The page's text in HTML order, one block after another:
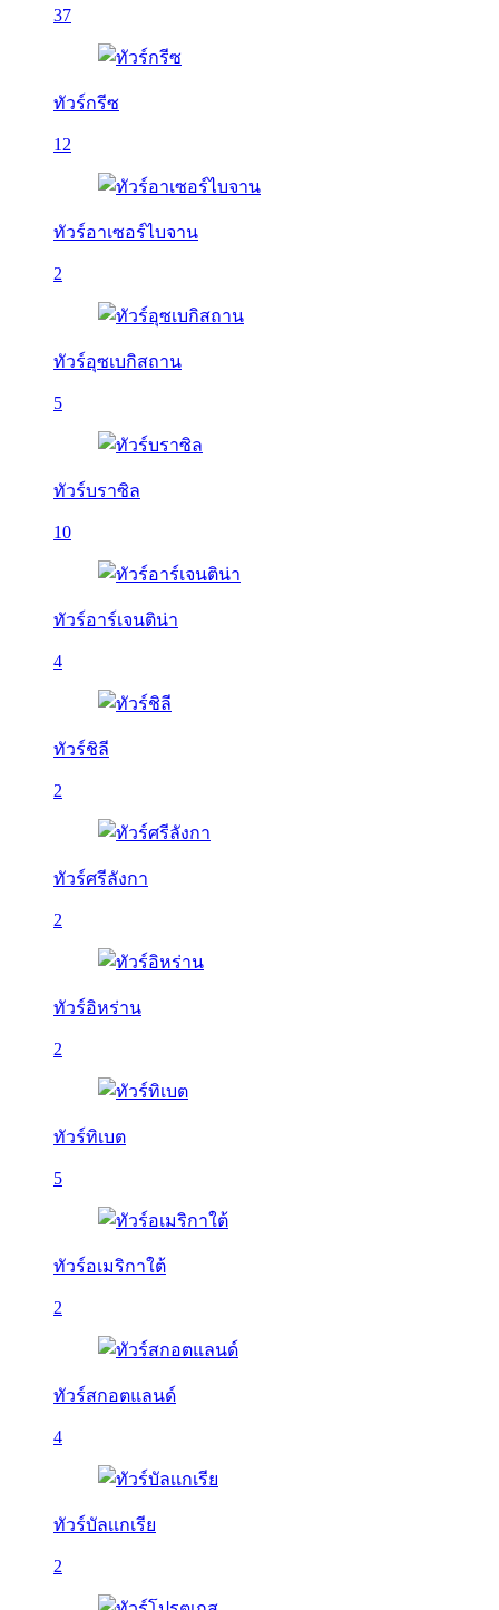
37
ทัวร์กรีซ
12
ทัวร์อาเซอร์ไบจาน
2
ทัวร์อุซเบกิสถาน
5
ทัวร์บราซิล
10
ทัวร์อาร์เจนติน่า
4
ทัวร์ชิลี
2
ทัวร์ศรีลังกา
2
ทัวร์อิหร่าน
2
ทัวร์ทิเบต
5
ทัวร์อเมริกาใต้
2
ทัวร์สกอตแลนด์
4
ทัวร์บัลเเกเรีย
2